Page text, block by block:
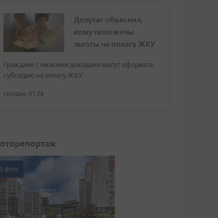
Депутат объяснил,
кому положены
льготы на оплату ЖКУ
Граждане с низкими доходами могут оформить
субсидию на оплату ЖКУ
сегодня, 01:28
фото